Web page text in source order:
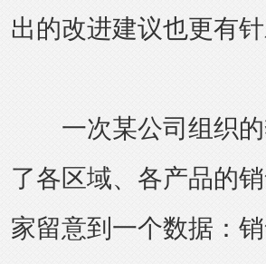
出的改进建议也更有
一次某公司组织的
了各区域、各产品的
家留意到一个数据：